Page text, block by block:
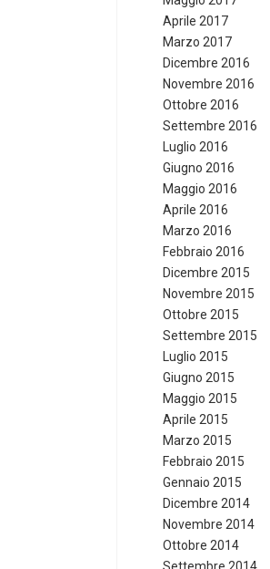
Aprile 2017
Marzo 2017
Dicembre 2016
Novembre 2016
Ottobre 2016
Settembre 2016
Luglio 2016
Giugno 2016
Maggio 2016
Aprile 2016
Marzo 2016
Febbraio 2016
Dicembre 2015
Novembre 2015
Ottobre 2015
Settembre 2015
Luglio 2015
Giugno 2015
Maggio 2015
Aprile 2015
Marzo 2015
Febbraio 2015
Gennaio 2015
Dicembre 2014
Novembre 2014
Ottobre 2014